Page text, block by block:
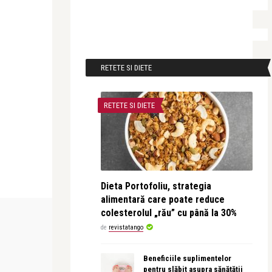
Evelin-Melinda Macho: Îmi iubesc
RETETE SI DIETE
RETETE SI DIETE
Dieta Portofoliu, strategia
alimentară care poate reduce
colesterolul „rău” cu până la 30%
de revistatango
Beneficiile suplimentelor
pentru slăbit asupra sănătății